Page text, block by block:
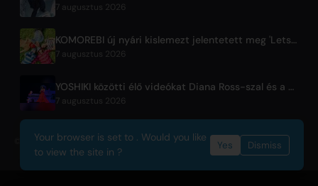
7 augusztus 2026
KOMOREBI új nyári kislemezt jelentetett meg 'Letsu Natsu' címmel
7 augusztus 2026
YOSHIKI közötti élő videókat Diana Ross-szal és a KORN Jonathan Davisével
7 augusztus 2026
© 2026 OnlyHit. All rights reserved. - Metadata provided byACRCloud
Your browser is set to . Would you like
to view the site in ?
Yes Dismiss